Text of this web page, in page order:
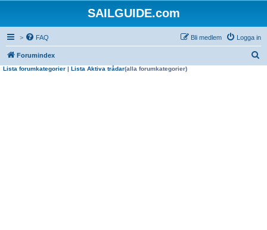
SAILGUIDE.com
> FAQ Logga in
Bli medlem
Forumindex
Lista forumkategorier | Lista Aktiva trådar(alla forumkategorier)